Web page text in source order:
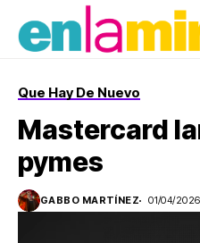
Que Hay De Nuevo
Mastercard
pymes
GABBO MARTÍNEZ 01/04/2026